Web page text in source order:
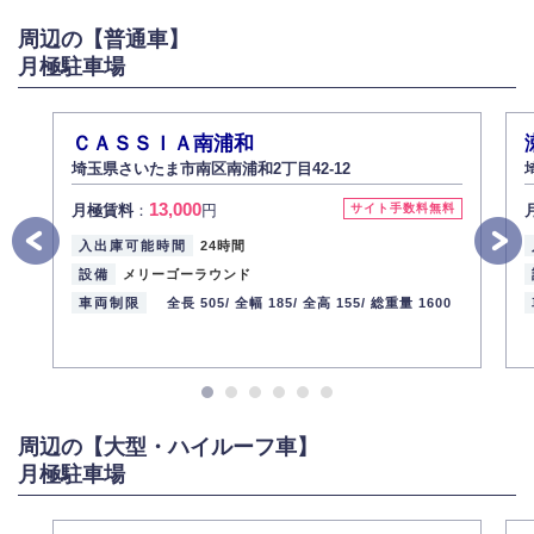
6.個人情報管理の社内教育
弊社社員全員が、個人情報の取り扱いについての重要性を理解し、より適
切に管理するよう社内教育を実施してまいります。
代表取締役社長 野口 幸男
周辺の【普通車】
月極駐車場
ＣＡＳＳＩＡ南浦和
埼玉県さいたま市南区南浦和2丁目42-12
サイト手数料無料
月極賃料： 13,000円
入出庫可能時間
24時間
設備
メリーゴーラウンド
車両制限
全長 505/ 全幅 185/ 全高 155/ 総重量 1600
周辺の【大型・ハイルーフ車】
月極駐車場